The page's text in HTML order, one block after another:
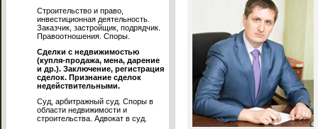
Строительство и право,
инвестиционная деятельность.
Заказчик, застройщик, подрядчик.
Правоотношения. Споры.
Сделки с недвижимостью
(купля-продажа, мена, дарение
и др.). Заключение, регистрация
сделок. Признание сделок
недействительными.
Суд, арбитражный суд. Споры в
области недвижимости и
строительства. Адвокат в суд.